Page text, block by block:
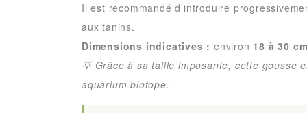
Il est recommandé d’introduire
aux tanins.
Dimensions indicatives : environ 18 à 30 cm
💡 Grâce à sa taille imposante, cette gousse
aquarium biotope.